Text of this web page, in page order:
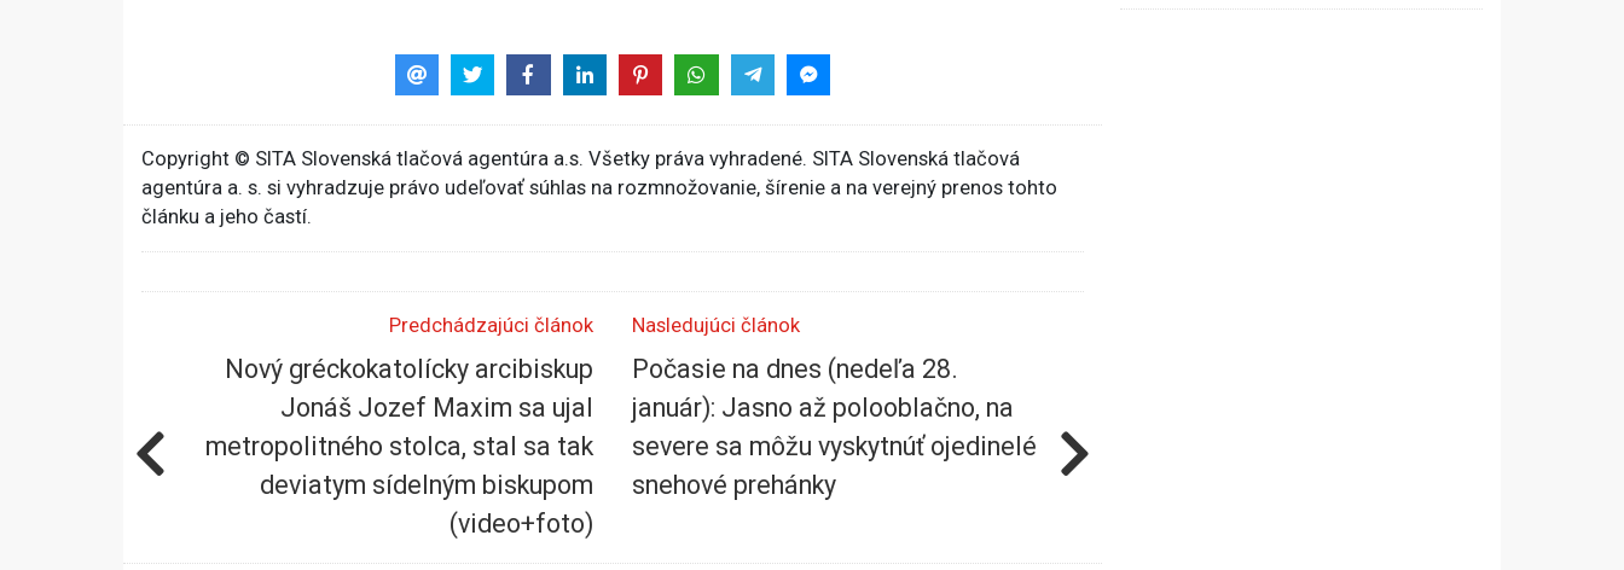
Copyright © SITA Slovenská tlačová agentúra a.s. Všetky práva vyhradené. SITA Slovenská tlačová
agentúra a. s. si vyhradzuje právo udeľovať súhlas na rozmnožovanie, šírenie a na verejný prenos tohto
článku a jeho častí.
Predchádzajúci článok
Nový gréckokatolícky arcibiskup
Jonáš Jozef Maxim sa ujal
metropolitného stolca, stal sa tak
deviatym sídelným biskupom
(video+foto)
Nasledujúci článok
Počasie na dnes (nedeľa 28.
január): Jasno až polooblačno, na
severe sa môžu vyskytnúť ojedinelé
snehové prehánky